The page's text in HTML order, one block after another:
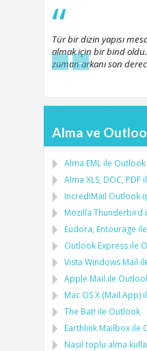
Tür bir dizin yapısı
almak için bir bind oldu.
zaman arkanı son
← →
Alma ve
Alma EML ile Outlook
Alma XLS, DOC, PDF
IncrediMail Outlook
Mozilla Thunderbird
Eudora, Entourage ile
Outlook Express ile
Vista Windows Mail
Apple Mail ile
Mac OS X (Mail.App)
The Bat! ile Outlook
Earthlink Mailbox ile
Nasıl toplu alma